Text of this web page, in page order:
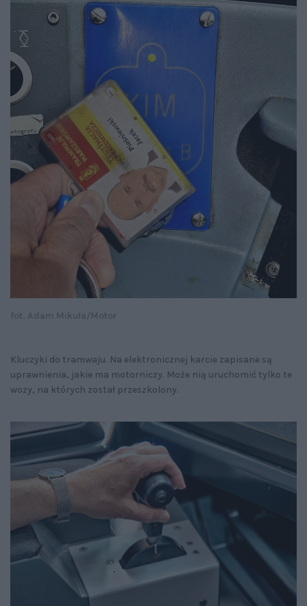
Kluczyki do tramwaju. Na elektronicznej karcie zapisane są
uprawnienia, jakie ma motorniczy. Może nią uruchomić tylko te
wozy, na których został przeszkolony.